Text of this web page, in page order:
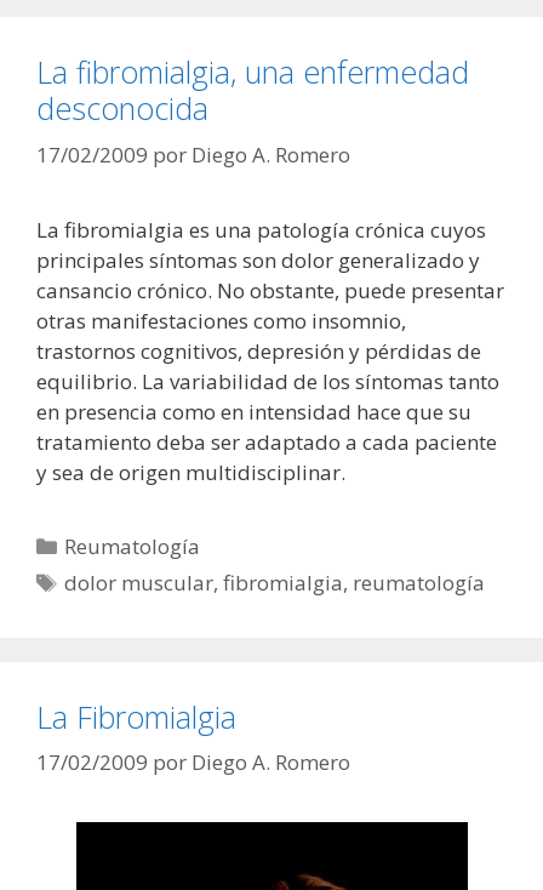
La fibromialgia, una enfermedad
desconocida
17/02/2009 por Diego A. Romero
La fibromialgia es una patología crónica cuyos
principales síntomas son dolor generalizado y
cansancio crónico. No obstante, puede presentar
otras manifestaciones como insomnio,
trastornos cognitivos, depresión y pérdidas de
equilibrio. La variabilidad de los síntomas tanto
en presencia como en intensidad hace que su
tratamiento deba ser adaptado a cada paciente
y sea de origen multidisciplinar.
Categorías
Reumatología
Etiquetas
dolor muscular,fibromialgia, reumatología
La Fibromialgia
17/02/2009 por Diego A. Romero